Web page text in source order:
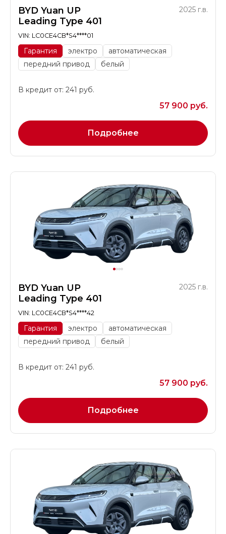
BYD Yuan UP
Leading Type 401
2025 г.в.
VIN: LC0CE4CB*S4****01
Гарантия электро
автоматическая
передний привод
белый
В кредит от: 241 руб.
57 900 руб.
Подробнее
BYD Yuan UP
Leading Type 401
2025 г.в.
VIN: LC0CE4CB*S4****42
Гарантия электро
автоматическая
передний привод
белый
В кредит от: 241 руб.
57 900 руб.
Подробнее